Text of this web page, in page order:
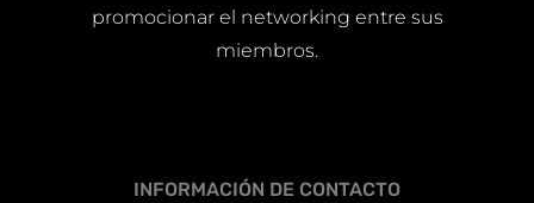
promocionar el networking entre sus
miembros.
INFORMACIÓN DE CONTACTO